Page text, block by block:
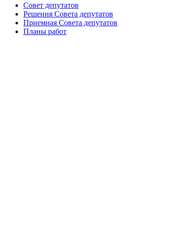
Совет депутатов
Решения Совета депутатов
Приемная Совета депутатов
Планы работ